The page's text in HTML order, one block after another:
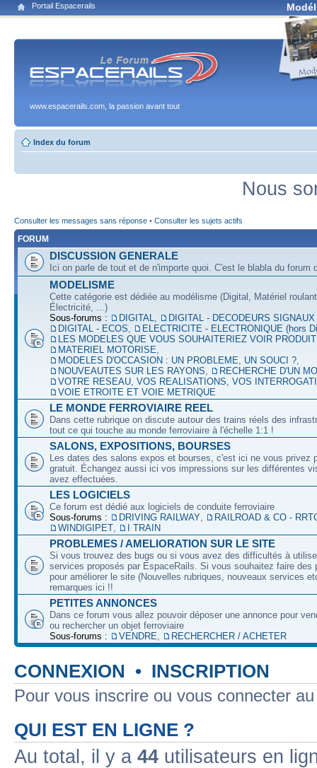
Portail Espacerails
www.espacerails.com, la passion avant tout
Index du forum
Nous
Consulter les messages sans réponse • Consulter les sujets actifs
FORUM
DISCUSSION GENERALE
Ici on parle de tout et de n'importe quoi. C'est le blabla du forum
MODELISME
Cette catégorie est dédiée au modélisme (Digital, Matériel
Électricité, ...)
Sous-forums :
DIGITAL,
DIGITAL - DECODEURS
DIGITAL - ECOS,
ELECTRICITE - ELECTRONIQUE (hors
LES MODELES QUE VOUS SOUHAITERIEZ VOIR
MATERIEL MOTORISE,
MODELES D'OCCASION : UN PROBLEME, UN SOUCI ?,
NOUVEAUTES SUR LES RAYONS,
RECHERCHE D'UN
VOTRE RESEAU, VOS REALISATIONS, VOS
VOIE ETROITE ET VOIE METRIQUE
LE MONDE FERROVIAIRE REEL
Dans cette rubrique on discute autour des trains réels des
tout ce qui touche au monde ferroviaire à l'échelle 1:1 !
SALONS, EXPOSITIONS, BOURSES
Les dates des salons expos et bourses, c'est ici ne vous privez
gratuit. Échangez aussi ici vos impressions sur les différentes
avez effectuées.
LES LOGICIELS
Ce forum est dédié aux logiciels de conduite ferroviaire
Sous-forums :
DRIVING RAILWAY,
RAILROAD & CO -
WINDIGIPET, I TRAIN
PROBLEMES / AMELIORATION SUR LE SITE
Si vous trouvez des bugs ou si vous avez des difficultés à
services proposés par EspaceRails. Si vous souhaitez faire des
pour améliorer le site (Nouvelles rubriques, nouveaux services
remarques ici !!
PETITES ANNONCES
Dans ce forum vous allez pouvoir déposer une annonce pour
ou rechercher un objet ferroviaire
Sous-forums :
VENDRE, RECHERCHER / ACHETER
CONNEXION • INSCRIPTION
Pour vous inscrire ou vous connecter
QUI EST EN LIGNE ?
Au total, il y a 44 utilisateurs en